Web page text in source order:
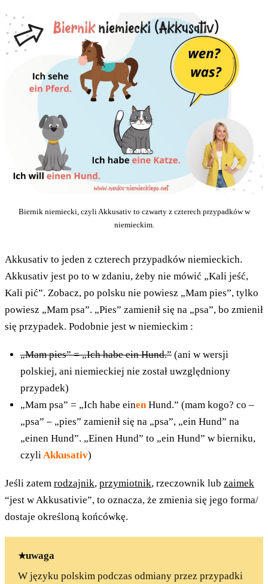
Biernik niemiecki, czyli Akkusativ to czwarty z czterech przypadków w
niemieckim.
Akkusativ to jeden z czterech przypadków niemieckich.
Akkusativ jest po to w zdaniu, żeby nie mówić „Kali jeść,
Kali pić”. Zobacz, po polsku nie powiesz „Mam pies”, tylko
powiesz „Mam psa”. „Pies” zamienił się na „psa”, bo zmienił
się przypadek. Podobnie jest w niemieckim :
„Mam pies” = „Ich habe ein Hund.” (ani w wersji
polskiej, ani niemieckiej nie został uwzględniony
przypadek)
„Mam psa” = „Ich habe einen Hund.” (mam kogo? co –
„psa” – „pies” zamienił się na „psa”, „ein Hund” na
„einen Hund”. „Einen Hund” to „ein Hund” w bierniku,
czyli Akkusativ)
Jeśli zatem rodzajnik, przymiotnik, rzeczownik lub zaimek
“jest w Akkusativie”, to oznacza, że zmienia się jego forma/
dostaje określoną końcówkę.
uwaga
W języku polskim podczas odmiany przez przypadki